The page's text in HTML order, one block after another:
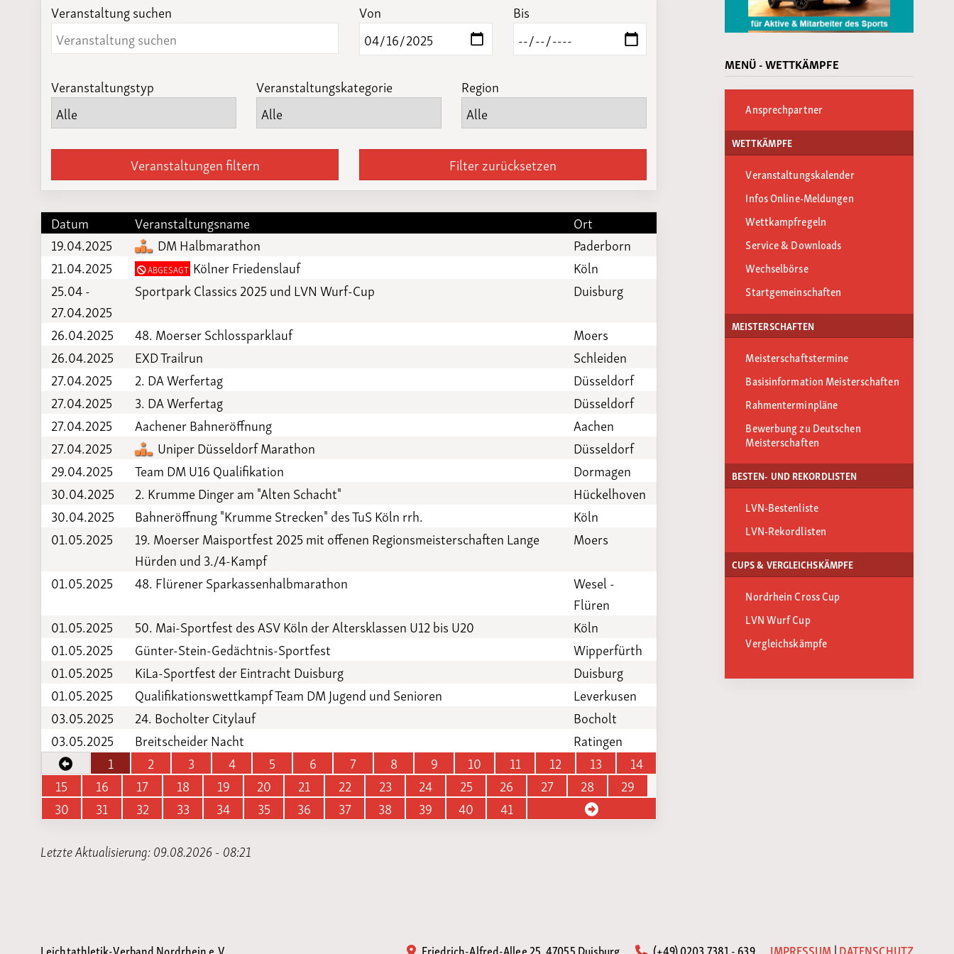
LSB-
Schutzkonzeptgenerator
Laufveranstaltertagungen
2023
Veranstaltung suchen Von Bis
Veranstaltungstyp Veranstaltungskategorie Region
Veranstaltungen filtern Filter zurücksetzen
Datum Veranstaltungsname
Ort
19.04.2025
DM Halbmarathon
Paderborn
21.04.2025
ABGESAGT Kölner Friedenslauf
Köln
25.04 -
27.04.2025
Sportpark Classics 2025 und LVN Wurf-Cup
Duisburg
26.04.2025
48. Moerser Schlossparklauf
Moers
26.04.2025
EXD Trailrun
Schleiden
27.04.2025
2. DA Werfertag
Düsseldorf
27.04.2025
3. DA Werfertag
Düsseldorf
27.04.2025
Aachener Bahneröffnung
Aachen
27.04.2025
Uniper Düsseldorf Marathon
Düsseldorf
29.04.2025
Team DM U16 Qualifikation
Dormagen
30.04.2025
2. Krumme Dinger am "Alten Schacht"
Hückelhoven
30.04.2025
Bahneröffnung "Krumme Strecken" des TuS Köln rrh.
Köln
01.05.2025
19. Moerser Maisportfest 2025 mit offenen Regionsmeisterschaften Lange
Hürden und 3./4-Kampf
Moers
01.05.2025
48. Flürener Sparkassenhalbmarathon
Wesel -
Flüren
01.05.2025
50. Mai-Sportfest des ASV Köln der Altersklassen U12 bis U20
Köln
01.05.2025
Günter-Stein-Gedächtnis-Sportfest
Wipperfürth
01.05.2025
KiLa-Sportfest der Eintracht Duisburg
Duisburg
01.05.2025
Qualifikationswettkampf Team DM Jugend und Senioren
Leverkusen
03.05.2025
24. Bocholter Citylauf
Bocholt
03.05.2025
Breitscheider Nacht
Ratingen
1
2 3 4 5 6 7 8 9 10 11 12 13
14
15
16 17 18 19 20 21 22 23 24 25 26 27 28
29
30
31 32 33 34 35 36 37 38 39 40
41
Letzte Aktualisierung: 09.08.2026 - 08:21
MENÜ - WETTKÄMPFE
Ansprechpartner
WETTKÄMPFE
Veranstaltungskalender
Infos Online-Meldungen
Wettkampfregeln
Service & Downloads
Wechselbörse
Startgemeinschaften
MEISTERSCHAFTEN
Meisterschaftstermine
Basisinformation Meisterschaften
Rahmenterminpläne
Bewerbung zu Deutschen
Meisterschaften
BESTEN- UND REKORDLISTEN
LVN-Bestenliste
LVN-Rekordlisten
CUPS & VERGLEICHSKÄMPFE
Nordrhein Cross Cup
LVN Wurf Cup
Vergleichskämpfe
Leichtathletik-Verband Nordrhein e.V. Friedrich-Alfred-Allee 25, 47055 Duisburg (+49) 0203 7381 - 639 IMPRESSUM|DATENSCHUTZ